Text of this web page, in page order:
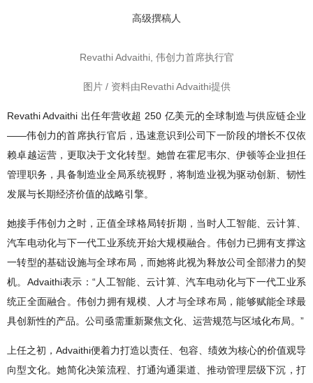
高级撰稿人
Revathi Advaithi, 伟创力首席执行官
图片 / 资料由Revathi Advaithi提供
Revathi Advaithi 出任年营收超 250 亿美元的全球制造与供应链企业
——伟创力的首席执行官后，迅速意识到公司下一阶段的增长不仅依
赖卓越运营，更取决于文化转型。她曾在霍尼韦尔、伊顿等企业担任
管理职务，具备制造业全局系统视野，将制造业视为驱动创新、韧性
发展与长期经济价值的战略引擎。
她接手伟创力之时，正值全球格局转折期，当时人工智能、云计算、
汽车电动化与下一代工业系统开始大规模融合。伟创力已拥有支撑这
一转型的基础设施与全球布局，而她将此视为释放公司全部潜力的契
机。Advaithi表示：“人工智能、云计算、汽车电动化与下一代工业系
统正全面融合。伟创力拥有规模、人才与全球布局，能够赋能全球最
具创新性的产品。公司亟需重新聚焦文化、运营规范与区域化布局。”
上任之初，Advaithi便着力打造以责任、包容、绩效为核心的价值观导
向型文化。她简化决策流程、打通沟通渠道、推动管理层级下沉，打